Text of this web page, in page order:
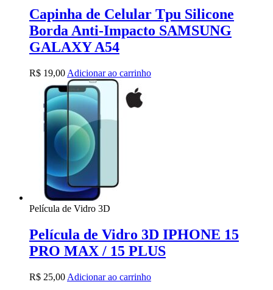
Capinha de Celular Tpu Silicone
Borda Anti-Impacto SAMSUNG
GALAXY A54
R$ 19,00 Adicionar ao carrinho
Película de Vidro 3D
Película de Vidro 3D IPHONE 15
PRO MAX / 15 PLUS
R$ 25,00 Adicionar ao carrinho